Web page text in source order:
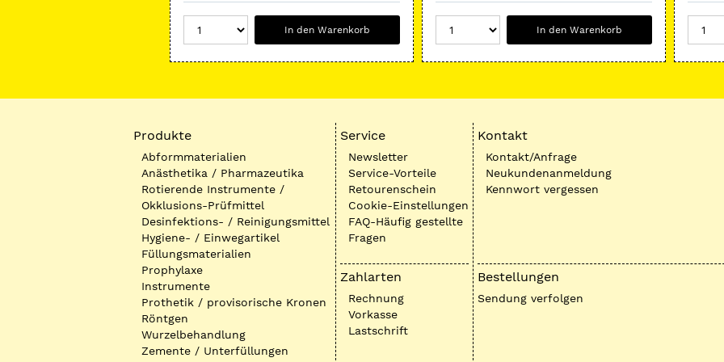
In den Warenkorb In den Warenkorb
Produkte
Abformmaterialien
Anästhetika / Pharmazeutika
Rotierende Instrumente /
Okklusions-Prüfmittel
Desinfektions- / Reinigungsmittel
Hygiene- / Einwegartikel
Füllungsmaterialien
Prophylaxe
Instrumente
Prothetik / provisorische Kronen
Röntgen
Wurzelbehandlung
Zemente / Unterfüllungen
Service
Newsletter
Service-Vorteile
Retourenschein
Cookie-Einstellungen
FAQ-Häufig gestellte
Fragen
Zahlarten
Rechnung
Vorkasse
Lastschrift
Kontakt
Kontakt/Anfrage
Neukundenanmeldung
Kennwort vergessen
Bestellungen
Sendung verfolgen